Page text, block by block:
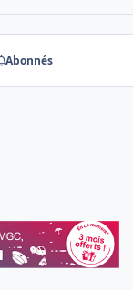
Abonnés